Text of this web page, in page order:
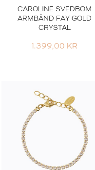
CAROLINE SVEDBOM
ARMBÅND FAY GOLD
CRYSTAL
1.399,00 KR